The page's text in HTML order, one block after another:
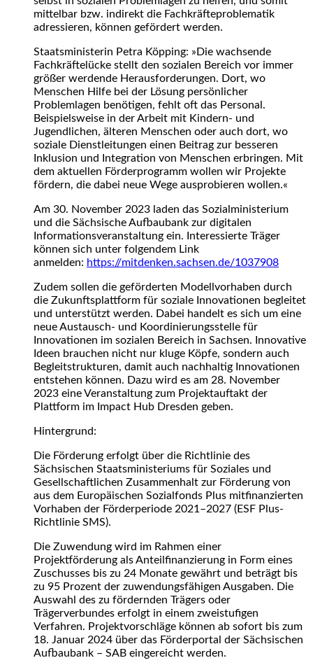
mittelbar bzw. indirekt die Fachkräfteproblematik
adressieren, können gefördert werden.
Staatsministerin Petra Köpping: »Die wachsende
Fachkräftelücke stellt den sozialen Bereich vor immer
größer werdende Herausforderungen. Dort, wo
Menschen Hilfe bei der Lösung persönlicher
Problemlagen benötigen, fehlt oft das Personal.
Beispielsweise in der Arbeit mit Kindern- und
Jugendlichen, älteren Menschen oder auch dort, wo
soziale Dienstleitungen einen Beitrag zur besseren
Inklusion und Integration von Menschen erbringen. Mit
dem aktuellen Förderprogramm wollen wir Projekte
fördern, die dabei neue Wege ausprobieren wollen.«
Am 30. November 2023 laden das Sozialministerium
und die Sächsische Aufbaubank zur digitalen
Informationsveranstaltung ein. Interessierte Träger
können sich unter folgendem Link
anmelden: https://mitdenken.sachsen.de/1037908
Zudem sollen die geförderten Modellvorhaben durch
die Zukunftsplattform für soziale Innovationen begleitet
und unterstützt werden. Dabei handelt es sich um eine
neue Austausch- und Koordinierungsstelle für
Innovationen im sozialen Bereich in Sachsen. Innovative
Ideen brauchen nicht nur kluge Köpfe, sondern auch
Begleitstrukturen, damit auch nachhaltig Innovationen
entstehen können. Dazu wird es am 28. November
2023 eine Veranstaltung zum Projektauftakt der
Plattform im Impact Hub Dresden geben.
Hintergrund:
Die Förderung erfolgt über die Richtlinie des
Sächsischen Staatsministeriums für Soziales und
Gesellschaftlichen Zusammenhalt zur Förderung von
aus dem Europäischen Sozialfonds Plus mitfinanzierten
Vorhaben der Förderperiode 2021–2027 (ESF Plus-
Richtlinie SMS).
Die Zuwendung wird im Rahmen einer
Projektförderung als Anteilfinanzierung in Form eines
Zuschusses bis zu 24 Monate gewährt und beträgt bis
zu 95 Prozent der zuwendungsfähigen Ausgaben. Die
Auswahl des zu fördernden Trägers oder
Trägerverbundes erfolgt in einem zweistufigen
Verfahren. Projektvorschläge können ab sofort bis zum
18. Januar 2024 über das Förderportal der Sächsischen
Aufbaubank – SAB eingereicht werden.